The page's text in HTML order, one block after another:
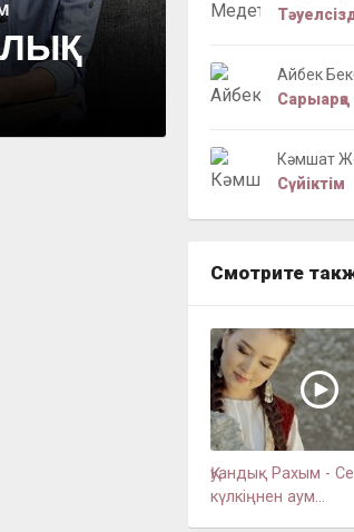
Айбек
Сарыарқа
Кәмшат
Сүйіктім
Смотрите
Қуандық Рахым -
күлкіңнен аум...